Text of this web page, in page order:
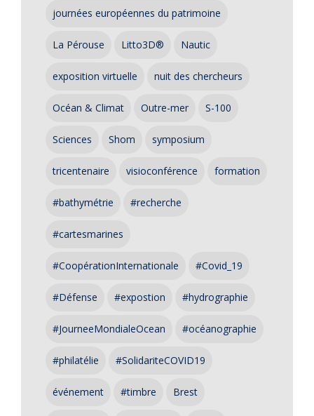
journées européennes du patrimoine
La Pérouse Litto3D® Nautic
exposition virtuelle nuit des chercheurs
Océan & Climat Outre-mer S-100
Sciences Shom symposium
tricentenaire visioconférence formation
#bathymétrie #recherche
#cartesmarines
#CoopérationInternationale #Covid_19
#Défense #expostion #hydrographie
#JourneeMondialeOcean #océanographie
#philatélie #SolidariteCOVID19
événement #timbre Brest